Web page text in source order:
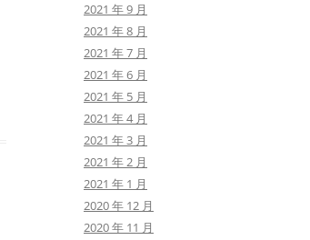
2021 年 9 月
2021 年 8 月
2021 年 7 月
2021 年 6 月
2021 年 5 月
2021 年 4 月
2021 年 3 月
2021 年 2 月
2021 年 1 月
2020 年 12 月
2020 年 11 月